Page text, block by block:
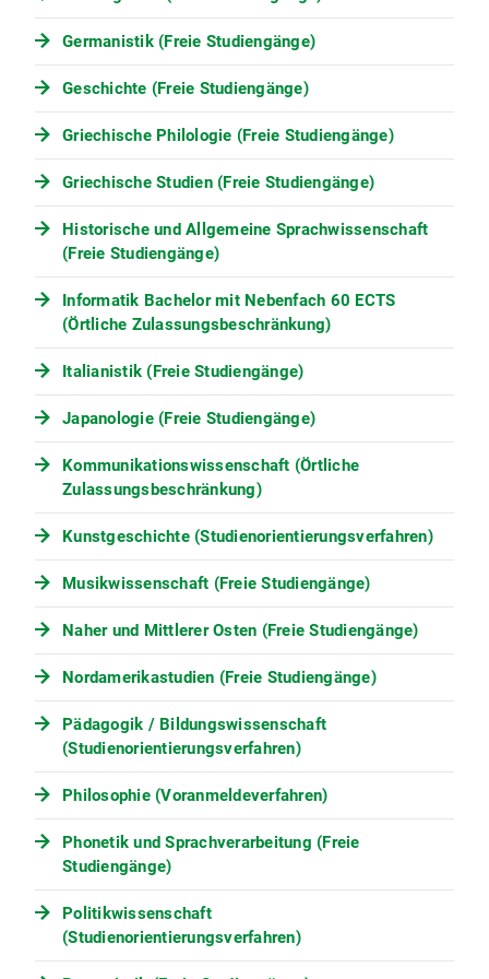
Vorlesung (6 ECTS, 4 SWS)
Modul WP 1: Basismodul Arbeitsrecht (6
WP 1.1 P Einführung in das Arbeitsrecht
Vorlesung (3 ECTS, 2 SWS)
WP 1.2 P Individual-Arbeitsrecht Übung (3
ECTS, 2 SWS)
Modul WP 2: Basismodul Europarecht (6
ECTS)
WP 2.1 P Einführung in das Europarecht
Vorlesung (3 ECTS, 2 SWS)
WP 2.2 P Einführung in das Europarecht
Übung (3 ECTS, 2 SWS)
Modul WP 3: Basismodul Internationales
WP 3.1 P Aktuelle internationale Probleme
WP 3.2 P Aktuelle internationale Probleme
I Übung (3 ECTS, 2 SWS)
Modul WP 4 :Basismodul Medienrecht (6
ECTS)
WP 4.1 P Einführung in das Medienrecht
Vorlesung (3 ECTS, 2 SWS)
WP 4.2 P Einführung in das Medienrecht
Übung (3 ECTS, 2 SWS)
Modul WP 5: Basismodul Völkerrecht (6
ECTS)
WP 5.1 P Einführung in das Völkerrecht
Vorlesung (3 ECTS, 2 SWS)
Germanistik (Freie Studiengänge)
Geschichte (Freie Studiengänge)
Griechische Philologie (Freie Studiengänge)
Griechische Studien (Freie Studiengänge)
Historische und Allgemeine Sprachwissenschaft
(Freie Studiengänge)
Informatik Bachelor mit Nebenfach 60 ECTS
(Örtliche Zulassungsbeschränkung)
Italianistik (Freie Studiengänge)
Japanologie (Freie Studiengänge)
Kommunikationswissenschaft (Örtliche
Zulassungsbeschränkung)
Kunstgeschichte (Studienorientierungsverfahren)
Musikwissenschaft (Freie Studiengänge)
Naher und Mittlerer Osten (Freie Studiengänge)
Nordamerikastudien (Freie Studiengänge)
Pädagogik / Bildungswissenschaft
(Studienorientierungsverfahren)
Philosophie (Voranmeldeverfahren)
Phonetik und Sprachverarbeitung (Freie
Studiengänge)
Politikwissenschaft
(Studienorientierungsverfahren)